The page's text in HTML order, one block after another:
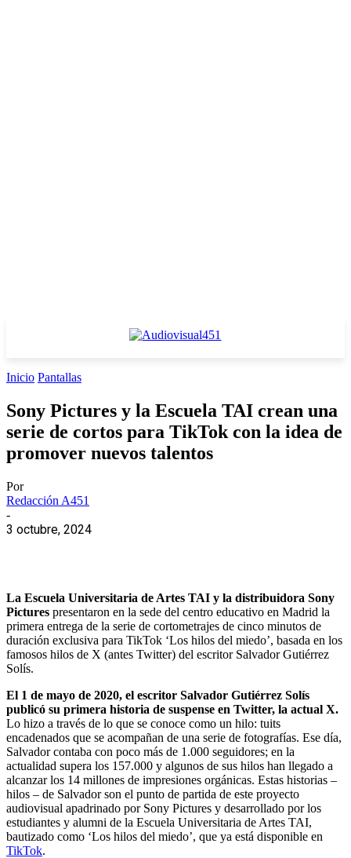
Inicio Pantallas
Sony Pictures y la Escuela TAI crean una
serie de cortos para TikTok con la idea de
promover nuevos talentos
Por
Redacción A451
-
3 octubre, 2024
La Escuela Universitaria de Artes TAI y la distribuidora Sony
Pictures presentaron en la sede del centro educativo en Madrid la
primera entrega de la serie de cortometrajes de cinco minutos de
duración exclusiva para TikTok ‘Los hilos del miedo’, basada en los
famosos hilos de X (antes Twitter) del escritor Salvador Gutiérrez
Solís.
El 1 de mayo de 2020, el escritor Salvador Gutiérrez Solís
publicó su primera historia de suspense en Twitter, la actual X.
Lo hizo a través de lo que se conoce como un hilo: tuits
encadenados que se acompañan de una serie de fotografías. Ese día,
Salvador contaba con poco más de 1.000 seguidores; en la
actualidad supera los 157.000 y algunos de sus hilos han llegado a
alcanzar los 14 millones de impresiones orgánicas. Estas historias –
hilos – de Salvador son el punto de partida de este proyecto
audiovisual apadrinado por Sony Pictures y desarrollado por los
estudiantes y alumni de la Escuela Universitaria de Artes TAI,
bautizado como ‘Los hilos del miedo’, que ya está disponible en
TikTok.